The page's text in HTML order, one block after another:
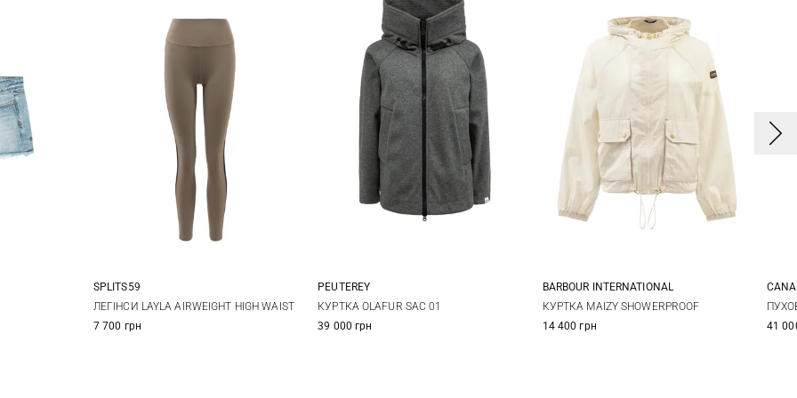
XS S M L
SPLITS59
ЛЕГІНСИ LAYLA AIRWEIGHT HIGH WAIST
7 700 грн
38 40
PEUTEREY
КУРТКА OLAFUR SAC 01
39 000 грн
8 10 12
BARBOUR INTERNATIONAL
КУРТКА MAIZY SHOWERPROOF
14 400 грн
S
41